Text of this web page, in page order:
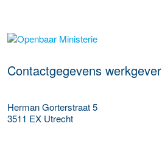
Meer werkgever details
Contactgegevens werkgever
Herman Gorterstraat 5
3511 EX Utrecht